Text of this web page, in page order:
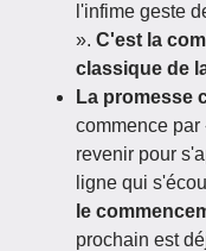
l'infime geste
». C'est la
classique de
La promesse
commence par
revenir pour
ligne qui
le
prochain est